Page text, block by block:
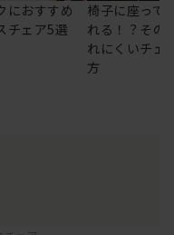
におすすめ
チェア5選
椅子に座って
れる！？その
れにくいチェ
方